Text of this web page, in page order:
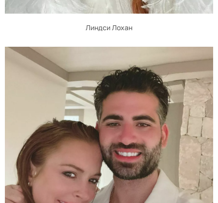
Линдси Лохан